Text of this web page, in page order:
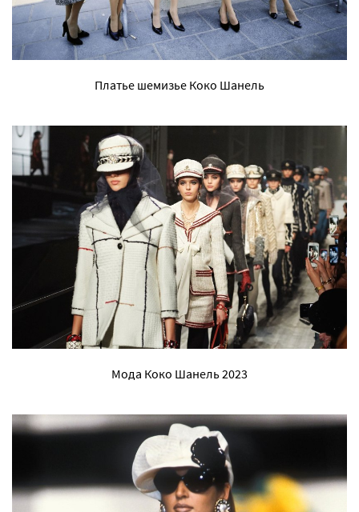
Платье шемизье Коко Шанель
Мода Коко Шанель 2023